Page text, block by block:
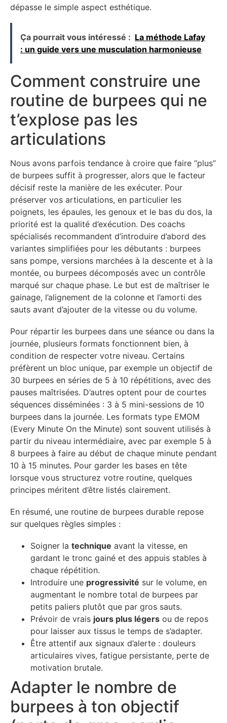
dépasse le simple aspect esthétique.
Ça pourrait vous intéressé : La méthode Lafay
: un guide vers une musculation harmonieuse
Comment construire une
routine de burpees qui ne
t’explose pas les
articulations
Nous avons parfois tendance à croire que faire “plus”
de burpees suffit à progresser, alors que le facteur
décisif reste la manière de les exécuter. Pour
préserver vos articulations, en particulier les
poignets, les épaules, les genoux et le bas du dos, la
priorité est la qualité d’exécution. Des coachs
spécialisés recommandent d’introduire d’abord des
variantes simplifiées pour les débutants : burpees
sans pompe, versions marchées à la descente et à la
montée, ou burpees décomposés avec un contrôle
marqué sur chaque phase. Le but est de maîtriser le
gainage, l’alignement de la colonne et l’amorti des
sauts avant d’ajouter de la vitesse ou du volume.
Pour répartir les burpees dans une séance ou dans la
journée, plusieurs formats fonctionnent bien, à
condition de respecter votre niveau. Certains
préfèrent un bloc unique, par exemple un objectif de
30 burpees en séries de 5 à 10 répétitions, avec des
pauses maîtrisées. D’autres optent pour de courtes
séquences disséminées : 3 à 5 mini-sessions de 10
burpees dans la journée. Les formats type EMOM
(Every Minute On the Minute) sont souvent utilisés à
partir du niveau intermédiaire, avec par exemple 5 à
8 burpees à faire au début de chaque minute pendant
10 à 15 minutes. Pour garder les bases en tête
lorsque vous structurez votre routine, quelques
principes méritent d’être listés clairement.
En résumé, une routine de burpees durable repose
sur quelques règles simples :
Soigner la technique avant la vitesse, en
gardant le tronc gainé et des appuis stables à
chaque répétition.
Introduire une progressivité sur le volume, en
augmentant le nombre total de burpees par
petits paliers plutôt que par gros sauts.
Prévoir de vrais jours plus légers ou de repos
pour laisser aux tissus le temps de s’adapter.
Être attentif aux signaux d’alerte : douleurs
articulaires vives, fatigue persistante, perte de
motivation brutale.
Adapter le nombre de
burpees à ton objectif